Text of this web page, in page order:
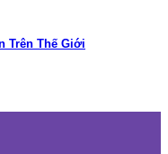
Trên Thế Giới